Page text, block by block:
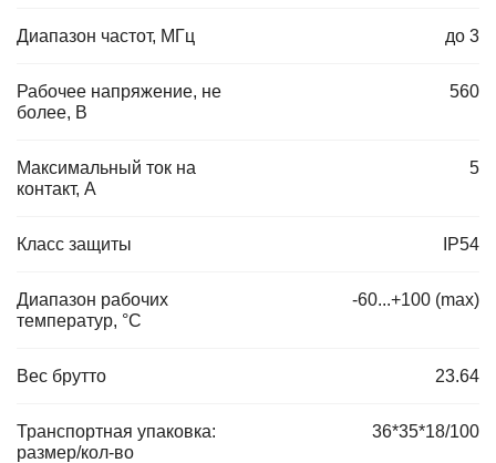
Диапазон частот, МГц до 3
Рабочее напряжение, не
более, В
560
Максимальный ток на
контакт, А
5
Класс защиты IP54
Диапазон рабочих
температур, °C
-60...+100 (max)
Вес брутто 23.64
Транспортная упаковка:
размер/кол-во
36*35*18/100